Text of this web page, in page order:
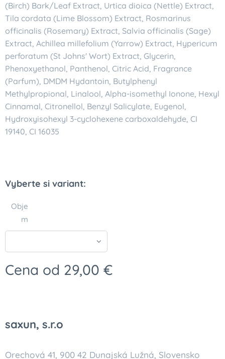
(Birch) Bark/Leaf Extract, Urtica dioica (Nettle) Extract,
Tila cordata (Lime Blossom) Extract, Rosmarinus
officinalis (Rosemary) Extract, Salvia officinalis (Sage)
Extract, Achillea millefolium (Yarrow) Extract, Hypericum
perforatum (St Johns' Wort) Extract, Glycerin,
Phenoxyethanol, Panthenol, Citric Acid, Fragrance
(Parfum), DMDM Hydantoin, Butylphenyl
Methylpropional, Linalool, Alpha-isomethyl Ionone, Hexyl
Cinnamal, Citronellol, Benzyl Salicylate, Eugenol,
Hydroxyisohexyl 3-cyclohexene carboxaldehyde, CI
19140, CI 16035
Vyberte si variant:
Obje
m
Cena od 29,00 €
saxun, s.r.o
Orechová 41, 900 42 Dunajská Lužná, Slovensko